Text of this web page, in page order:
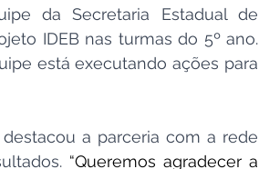
Alagação e Enchente
da Secretaria Estadual de
IDEB nas turmas do 5º ano.
está executando ações para
a parceria com a rede
“Queremos agradecer a